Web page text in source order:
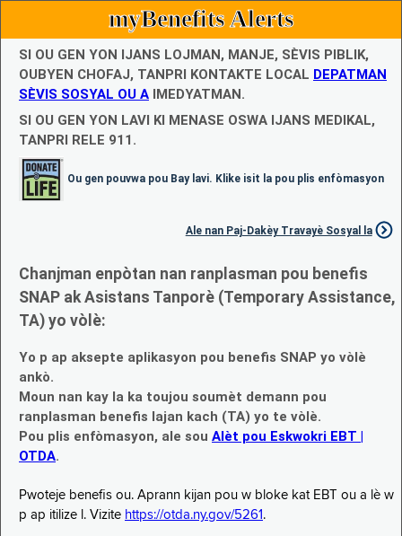
myBenefits Alerts
SI OU GEN YON IJANS LOJMAN, MANJE, SÈVIS PIBLIK,
OUBYEN CHOFAJ, TANPRI KONTAKTE LOCAL DEPATMAN
SÈVIS SOSYAL OU A IMEDYATMAN.
SI OU GEN YON LAVI KI MENASE OSWA IJANS MEDIKAL,
TANPRI RELE 911.
Ou gen pouvwa pou Bay lavi. Klike isit la pou plis enfòmasyon
Ale nan Paj-Dakèy Travayè Sosyal la
Chanjman enpòtan nan ranplasman pou benefis
SNAP ak Asistans Tanporè (Temporary Assistance,
TA) yo vòlè:
Yo p ap aksepte aplikasyon pou benefis SNAP yo vòlè
ankò.
Moun nan kay la ka toujou soumèt demann pou
ranplasman benefis lajan kach (TA) yo te vòlè.
Pou plis enfòmasyon, ale sou Alèt pou Eskwokri EBT |
OTDA.
Pwoteje benefis ou. Aprann kijan pou w bloke kat EBT ou a lè w
p ap itilize l. Vizite https://otda.ny.gov/5261 .